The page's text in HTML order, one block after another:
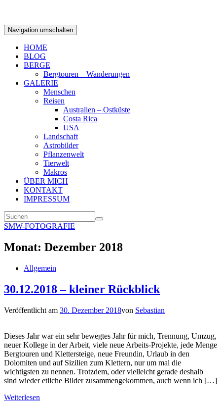
Navigation umschalten
HOME
BLOG
BERGE
Bergtouren – Wanderungen
GALERIE
Menschen
Reisen
Australien – Ostküste
Costa Rica
USA
Landschaft
Astrobilder
Pflanzenwelt
Tierwelt
Makros
ÜBER MICH
KONTAKT
IMPRESSUM
SMW-FOTOGRAFIE
Monat: Dezember 2018
Allgemein
30.12.2018 – kleiner Rückblick
Veröffentlicht am 30. Dezember 2018von Sebastian
Dieses Jahr war ein sehr bewegtes Jahr für mich, Trennung, Umzug,
neuer Kollege in der Arbeit, viele neue Arbeits-Projekte, jede Menge
Bergtouren und Klettersteige, neue Freundin, Urlaub in den
Dolomiten und auf Sizilien zum Klettern, nur um mal die
wichtigsten zu nennen. Trotzdem, oder vielleicht gerade deshalb
sind wieder etliche Bilder zusammengekommen, auch wenn ich […]
Weiterlesen